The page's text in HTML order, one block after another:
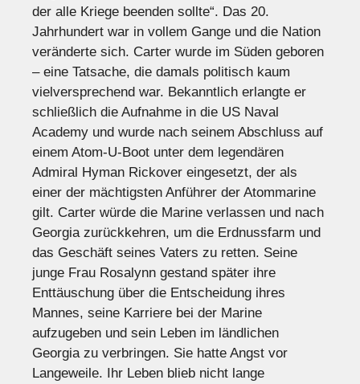
der alle Kriege beenden sollte“. Das 20.
Jahrhundert war in vollem Gange und die Nation
veränderte sich. Carter wurde im Süden geboren
– eine Tatsache, die damals politisch kaum
vielversprechend war. Bekanntlich erlangte er
schließlich die Aufnahme in die US Naval
Academy und wurde nach seinem Abschluss auf
einem Atom-U-Boot unter dem legendären
Admiral Hyman Rickover eingesetzt, der als
einer der mächtigsten Anführer der Atommarine
gilt. Carter würde die Marine verlassen und nach
Georgia zurückkehren, um die Erdnussfarm und
das Geschäft seines Vaters zu retten. Seine
junge Frau Rosalynn gestand später ihre
Enttäuschung über die Entscheidung ihres
Mannes, seine Karriere bei der Marine
aufzugeben und sein Leben im ländlichen
Georgia zu verbringen. Sie hatte Angst vor
Langeweile. Ihr Leben blieb nicht lange